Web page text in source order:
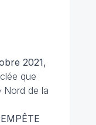
2021,
que
Nord de la